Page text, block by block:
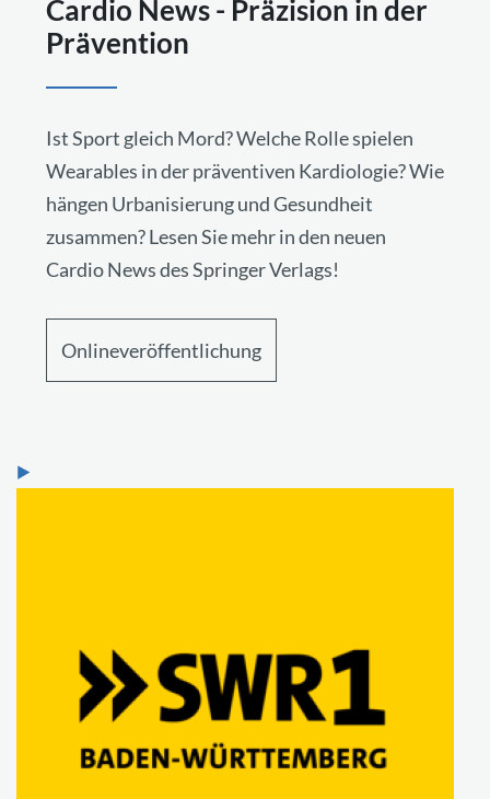
Cardio News - Präzision in der
Prävention
Ist Sport gleich Mord? Welche Rolle spielen
Wearables in der präventiven Kardiologie? Wie
hängen Urbanisierung und Gesundheit
zusammen? Lesen Sie mehr in den neuen
Cardio News des Springer Verlags!
Onlineveröffentlichung